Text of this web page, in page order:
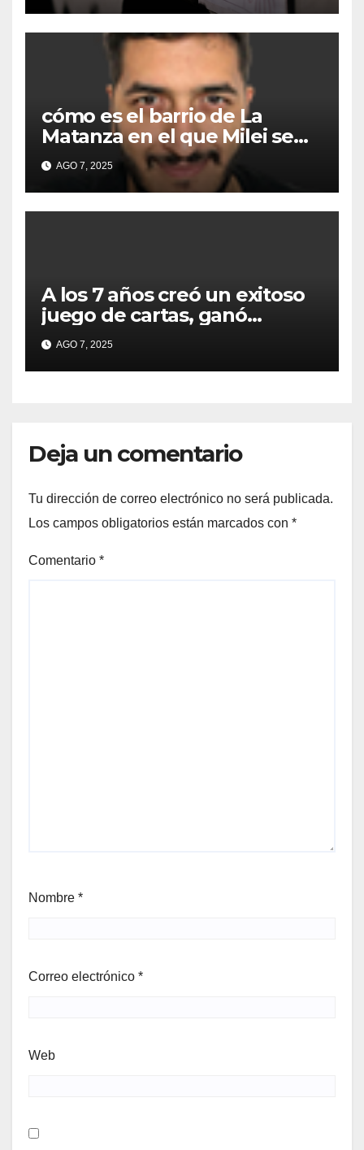
cómo es el barrio de La
Matanza en el que Milei se
sacó la foto de lanzamiento
de campaña en provincia de
Buenos Aires
AGO 7, 2025
A los 7 años creó un exitoso
juego de cartas, ganó
millones y ahora vendió la
idea para cumplir su sueño
AGO 7, 2025
Deja un comentario
Tu dirección de correo electrónico no será publicada.
Los campos obligatorios están marcados con *
Comentario *
Nombre *
Correo electrónico *
Web